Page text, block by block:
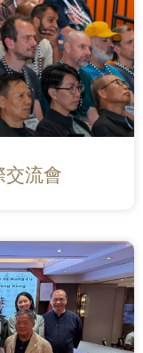
交流會